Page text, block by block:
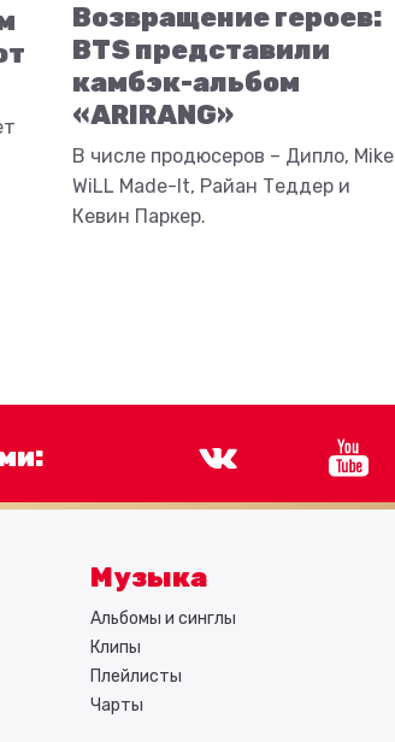
Возвращение героев:
BTS представили
камбэк-альбом
«ARIRANG»
В числе продюсеров – Дипло, Mike
WiLL Made-It, Райан Теддер и
Кевин Паркер.
Музыка
Альбомы и синглы
Клипы
Плейлисты
Чарты